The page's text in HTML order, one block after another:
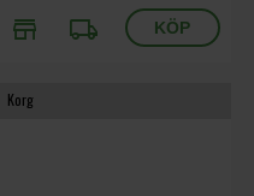
store local_shipping
Korg